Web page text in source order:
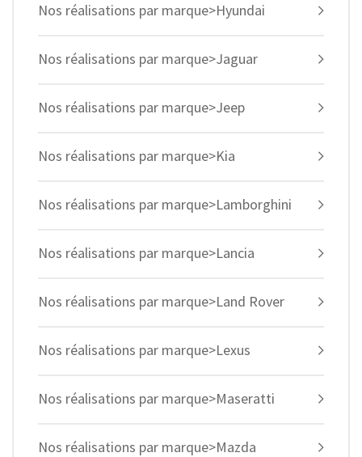
Nos réalisations par marque>Hyundai
Nos réalisations par marque>Jaguar
Nos réalisations par marque>Jeep
Nos réalisations par marque>Kia
Nos réalisations par marque>Lamborghini
Nos réalisations par marque>Lancia
Nos réalisations par marque>Land Rover
Nos réalisations par marque>Lexus
Nos réalisations par marque>Maseratti
Nos réalisations par marque>Mazda